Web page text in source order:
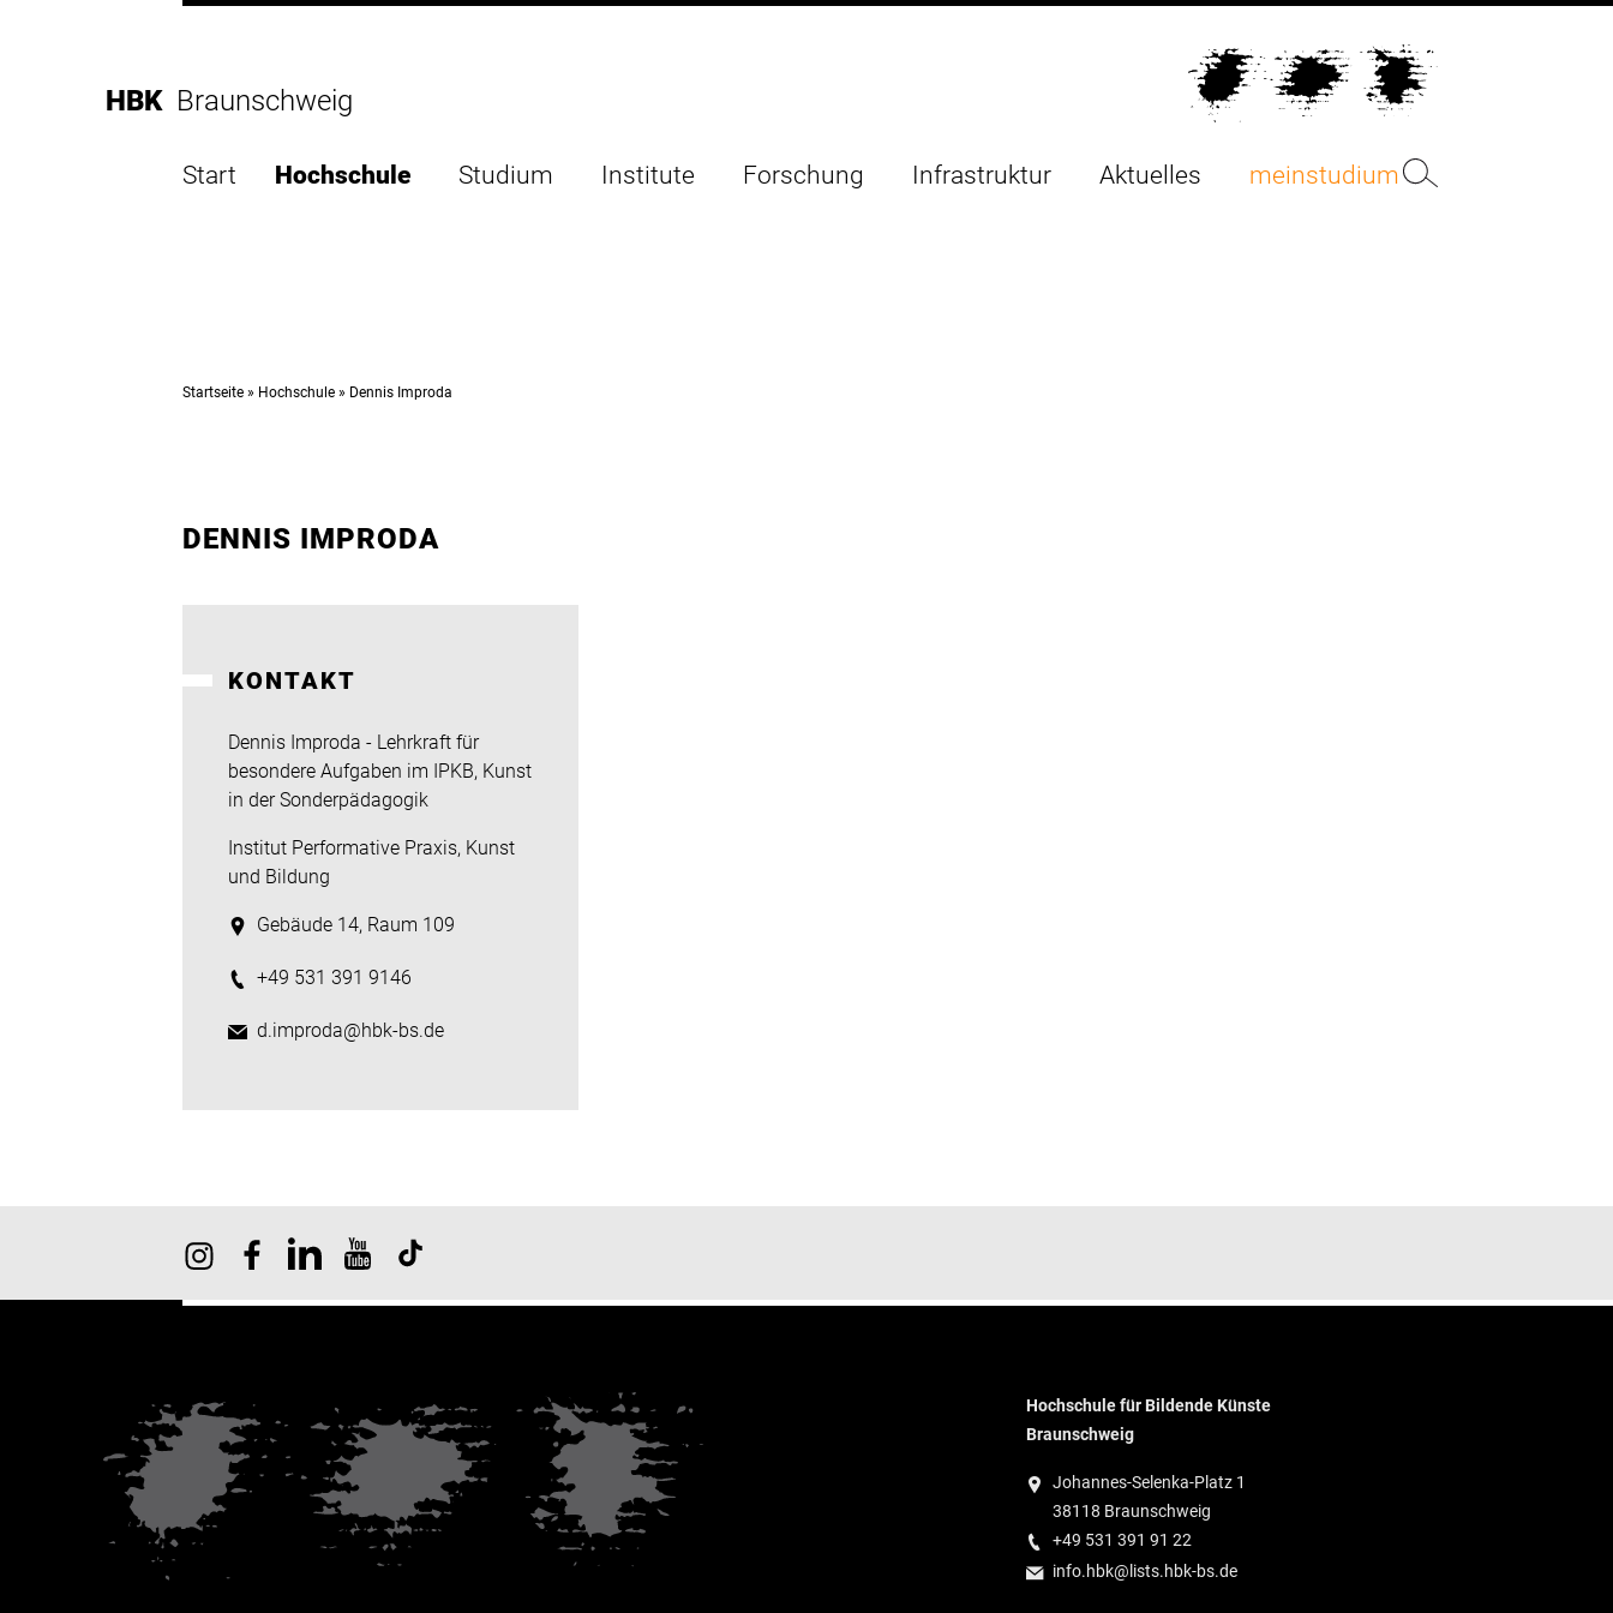
Hauptnavigation
HBK Braunschweig
Start Hochschule Studium Institute Forschung Infrastruktur Aktuelles meinstudium
Startseite Hochschule Dennis Improda
DENNIS IMPRODA
KONTAKT
Dennis Improda - Lehrkraft für
besondere Aufgaben im IPKB, Kunst
in der Sonderpädagogik
Institut Performative Praxis, Kunst
und Bildung
Gebäude 14, Raum 109
+49 531 391 9146
d.improda@hbk-bs.de
Hochschule für Bildende Künste
Braunschweig
Johannes-Selenka-Platz 1
38118 Braunschweig
+49 531 391 91 22
info.hbk@lists.hbk-bs.de